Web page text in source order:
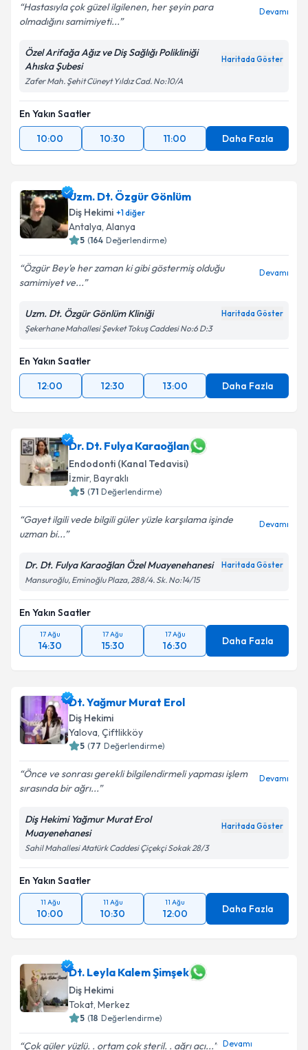
Hastasıyla çok güzel ilgilenen, her şeyin para
olmadığını samimiyeti...
Devamı
Özel Arifağa Ağız ve Diş Sağlığı Polikliniği
Ahıska Şubesi
Haritada Göster
Zafer Mah. Şehit Cüneyt Yıldız Cad. No:10/A
En Yakın Saatler
10:00
10:30 11:00 Daha Fazla
Uzm. Dt. Özgür Gönlüm
Diş Hekimi +1diğer
Antalya, Alanya
5 (164 Değerlendirme)
Özgür Bey'e her zaman ki gibi göstermiş olduğu
samimiyet ve...
Devamı
Uzm. Dt. Özgür Gönlüm Kliniği Haritada Göster
Şekerhane Mahallesi Şevket Tokuş Caddesi No:6 D:3
En Yakın Saatler
12:00
12:30 13:00 Daha Fazla
Dr. Dt. Fulya Karaoğlan
Endodonti (Kanal Tedavisi)
İzmir, Bayraklı
5 (71 Değerlendirme)
Gayet ilgili vede bilgili güler yüzle karşılama işinde
uzman bi...
Devamı
Dr. Dt. Fulya Karaoğlan Özel Muayenehanesi Haritada Göster
Mansuroğlu, Eminoğlu Plaza, 288/4. Sk. No:14/15
En Yakın Saatler
17 Ağu
14:30
17 Ağu
15:30
17 Ağu
16:30 Daha Fazla
Dt. Yağmur Murat Erol
Diş Hekimi
Yalova, Çiftlikköy
5 (77 Değerlendirme)
Önce ve sonrası gerekli bilgilendirmeli yapması işlem
sırasında bir ağrı...
Devamı
Diş Hekimi Yağmur Murat Erol
Muayenehanesi
Haritada Göster
Sahil Mahallesi Atatürk Caddesi Çiçekçi Sokak 28/3
En Yakın Saatler
11 Ağu
10:00
11 Ağu
10:30
11 Ağu
12:00 Daha Fazla
Dt. Leyla Kalem Şimşek
Diş Hekimi
Tokat, Merkez
5 (18 Değerlendirme)
Çok güler yüzlü. . ortam çok steril. . ağrı acı... Devamı